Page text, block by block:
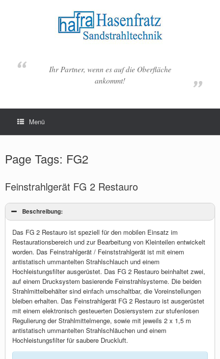
Ihr Partner, wenn es auf die Oberfläche
ankommt!
Menü
Page Tags: FG2
Feinstrahlgerät FG 2 Restauro
Beschreibung:
Das FG 2 Restauro ist speziell für den mobilen Einsatz im
Restaurationsbereich und zur Bearbeitung von Kleinteilen entwickelt
worden. Das Feinstrahlgerät / Feinststrahlgerät ist mit einem
antistatisch ummantelten Strahlschlauch und einem
Hochleistungsfilter ausgerüstet. Das FG 2 Restauro beinhaltet zwei,
auf einem Drucksystem basierende Feinstrahlsysteme. Die beiden
Strahlmittelbehälter sind einfach umschaltbar, die Voreinstellungen
bleiben erhalten. Das Feinstrahlgerät FG 2 Restauro ist ausgerüstet
mit einem elektronisch gesteuerten Dosiersystem zur stufenlosen
Regulierung der Strahlmittelmenge, sowie mit jeweils 2 x 1,5 m
antistatisch ummantelten Strahlschläuchen und einem
Hochleistungsfilter für saubere Druckluft.